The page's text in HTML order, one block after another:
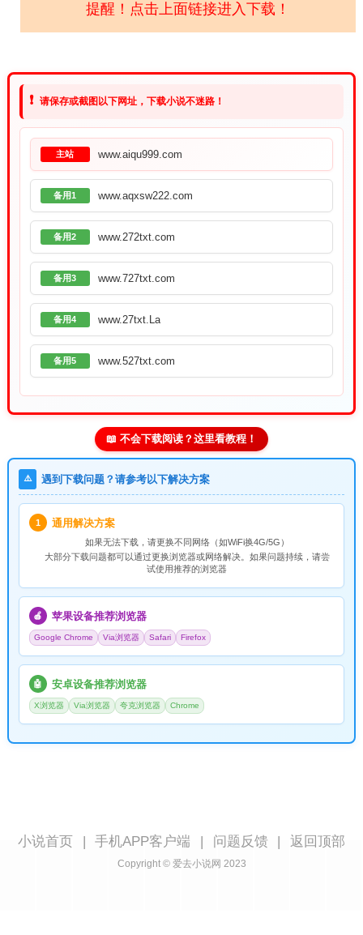
提醒！点击上面链接进入下载！
❗ 请保存或截图以下网址，下载小说不迷路！
主站 www.aiqu999.com
备用1 www.aqxsw222.com
备用2 www.272txt.com
备用3 www.727txt.com
备用4 www.27txt.La
备用5 www.527txt.com
📖 不会下载阅读？这里看教程！
⚠️ 遇到下载问题？请参考以下解决方案
1 通用解决方案
如果无法下载，请更换不同网络（如WiFi换4G/5G）
大部分下载问题都可以通过更换浏览器或网络解决。如果问题持续，请尝
试使用推荐的浏览器
🍎 苹果设备推荐浏览器
Google Chrome Via浏览器 Safari Firefox
🤖 安卓设备推荐浏览器
X浏览器 Via浏览器 夸克浏览器 Chrome
小说首页 手机APP客户端 问题反馈 返回顶部
Copyright © 爱去小说网 2023